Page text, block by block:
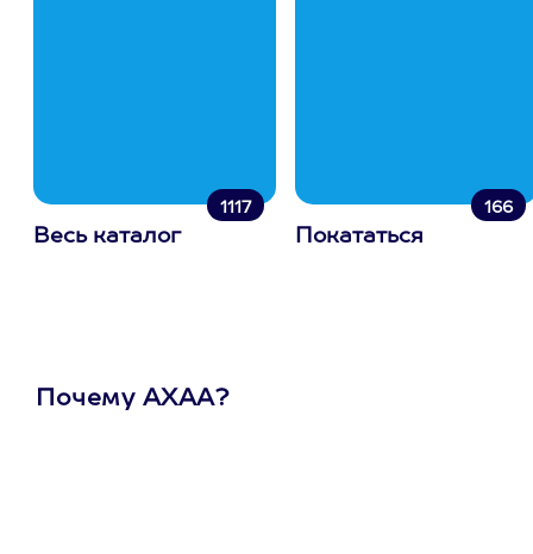
1117
Весь каталог
166
Покататься
Почему АХАА?